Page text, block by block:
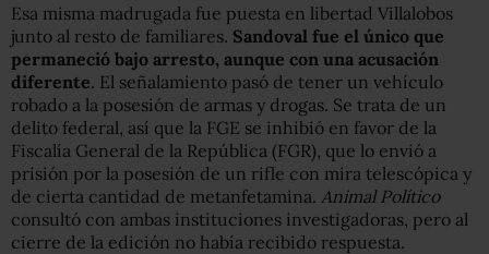
Esa misma madrugada fue puesta en libertad Villalobos
junto al resto de familiares. Sandoval fue el único que
permaneció bajo arresto, aunque con una acusación
diferente. El señalamiento pasó de tener un vehículo
robado a la posesión de armas y drogas. Se trata de un
delito federal, así que la FGE se inhibió en favor de la
Fiscalía General de la República (FGR), que lo envió a
prisión por la posesión de un rifle con mira telescópica y
de cierta cantidad de metanfetamina. Animal Político
consultó con ambas instituciones investigadoras, pero al
cierre de la edición no había recibido respuesta.